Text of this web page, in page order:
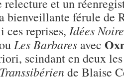
et un
bienveillante férule de
ces reprises, Idées
Les Barbares avec
scindant en deux
de Blaise